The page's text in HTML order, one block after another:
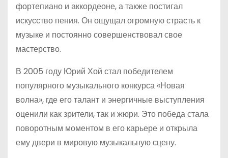
фортепиано и аккордеоне, а также постигал
искусство пения. Он ощущал огромную страсть к
музыке и постоянно совершенствовал свое
мастерство.
В 2005 году Юрий Хой стал победителем
популярного музыкального конкурса «Новая
волна», где его талант и энергичные выступления
оценили как зрители, так и жюри. Это победа стала
поворотным моментом в его карьере и открыла
ему двери в мировую музыкальную сцену.